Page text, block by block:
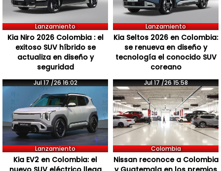
Lanzamiento
Kia Niro 2026 Colombia : el
exitoso SUV híbrido se
actualiza en diseño y
seguridad
Lanzamiento
Kia Seltos 2026 en Colombia:
se renueva en diseño y
tecnología el conocido SUV
coreano
Jul 17 /26 16:02
Lanzamiento
Kia EV2 en Colombia: el
Jul 17 /26 15:58
Colombia
Nissan reconoce a Colombia